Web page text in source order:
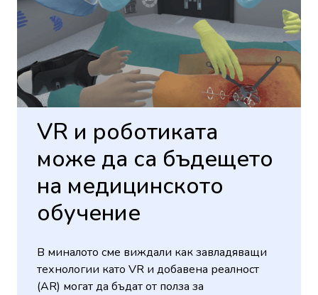
VR и роботиката
може да са бъдещето
на медицинското
обучение
В миналото сме виждали как завладяващи
технологии като VR и добавена реалност
(AR) могат да бъдат от полза за